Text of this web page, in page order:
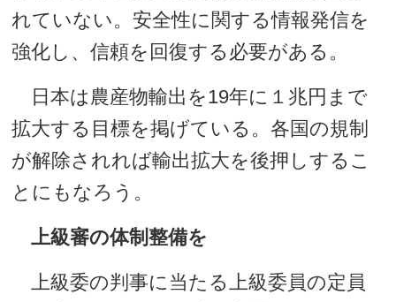
れていない。安全性に関する情報発信を
強化し、信頼を回復する必要がある。
日本は農産物輸出を19年に１兆円まで
拡大する目標を掲げている。各国の規制
が解除されれば輸出拡大を後押しするこ
とにもなろう。
上級審の体制整備を
上級委の判事に当たる上級委員の定員